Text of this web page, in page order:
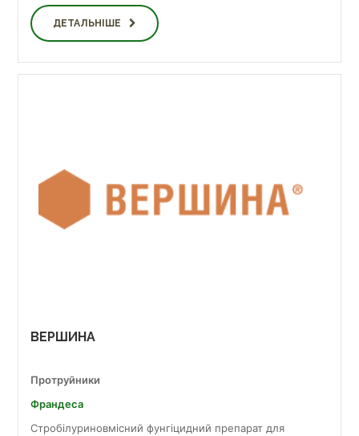
ДЕТАЛЬНІШЕ
ВЕРШИНА
Протруйники
Франдеса
Стробілуриновмісний фунгіцидний препарат для